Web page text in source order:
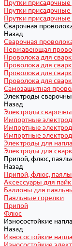
Прутки присадочные
Прутки
Прутки присадочные
Сварочная
Назад
Сварочная
Нержавеющая
Проволока для
Проволока для
Проволока для
Проволока для
Самозащитная
Электроды
Назад
Электроды
Импортные
Импортные
Импортные
Электроды для
Электроды для
Припой, флюс,
Назад
Припой, флюс,
Аксессуары для
Баллоны для
Паяльные горелки
Припой
Флюс
Износостойкие
Назад
Износостойкие